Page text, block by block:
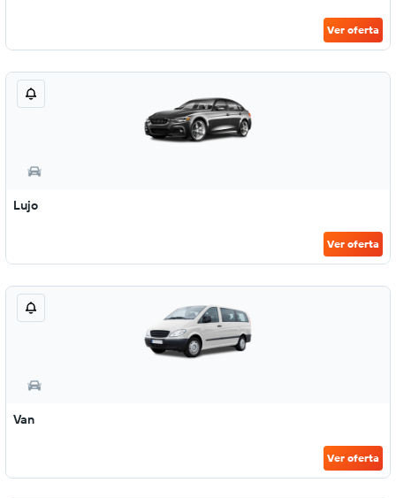
Ver oferta
Lujo
Ver oferta
Van
Ver oferta